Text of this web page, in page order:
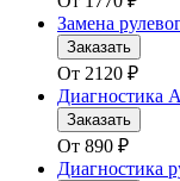
Замена
Заказать
От 2120 ₽
Диагностика
Заказать
От 890 ₽
Диагностика